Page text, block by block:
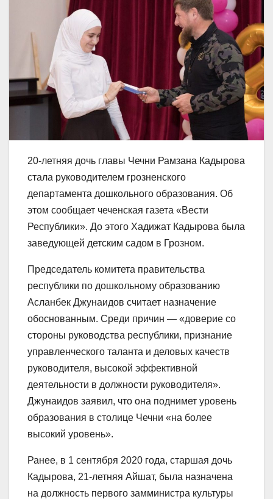
20-летняя дочь главы Чечни Рамзана Кадырова
стала руководителем грозненского
департамента дошкольного образования. Об
этом сообщает чеченская газета «Вести
Республики». До этого Хадижат Кадырова была
заведующей детским садом в Грозном.
Председатель комитета правительства
республики по дошкольному образованию
Асланбек Джунаидов считает назначение
обоснованным. Среди причин — «доверие со
стороны руководства республики, признание
управленческого таланта и деловых качеств
руководителя, высокой эффективной
деятельности в должности руководителя».
Джунаидов заявил, что она поднимет уровень
образования в столице Чечни «на более
высокий уровень».
Ранее, в 1 сентября 2020 года, старшая дочь
Кадырова, 21-летняя Айшат, была назначена
на должность первого замминистра культуры